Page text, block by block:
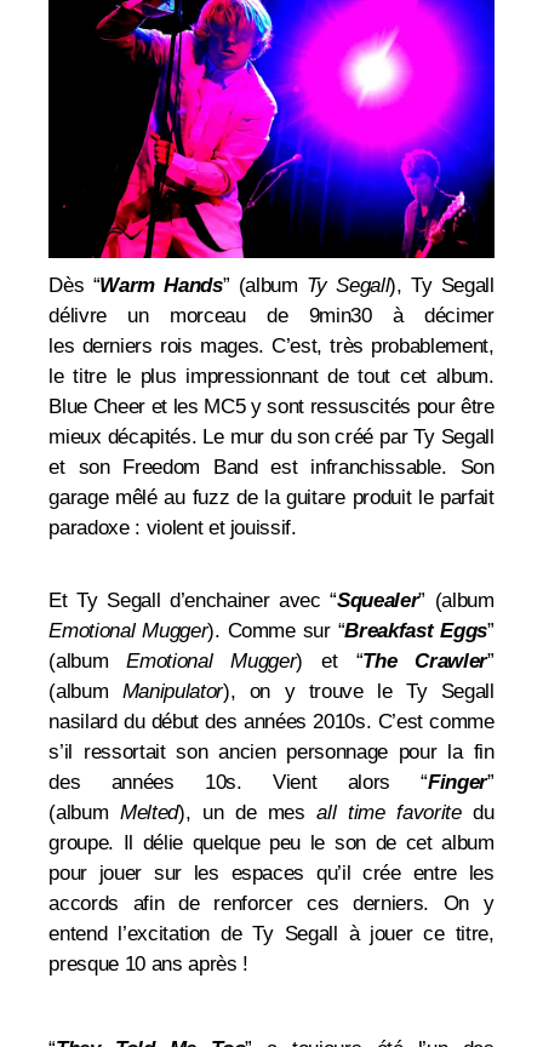
Dès “Warm Hands” (album Ty Segall), Ty Segall
délivre un morceau de 9min30 à décimer
les derniers rois mages. C’est, très probablement,
le titre le plus impressionnant de tout cet album.
Blue Cheer et les MC5 y sont ressuscités pour être
mieux décapités. Le mur du son créé par Ty Segall
et son Freedom Band est infranchissable. Son
garage mêlé au fuzz de la guitare produit le parfait
paradoxe : violent et jouissif.
Et Ty Segall d’enchainer avec “Squealer” (album
Emotional Mugger). Comme sur “Breakfast Eggs”
(albumEmotional Mugger) et “The Crawler”
(album Manipulator), on y trouve le Ty Segall
nasilard du début des années 2010s. C’est comme
s’il ressortait son ancien personnage pour la fin
des années 10s. Vient alors “Finger”
(album Melted), un de mesall time favoritedu
groupe. Il délie quelque peu le son de cet album
pour jouer sur les espaces qu’il crée entre les
accords afin de renforcer ces derniers. On y
entend l’excitation de Ty Segall à jouer ce titre,
presque 10 ans après !